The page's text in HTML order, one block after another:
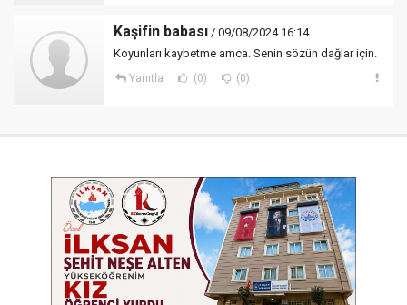
Kaşifin babası / 09/08/2024 16:14
Koyunları kaybetme amca. Senin sözün dağlar için.
Yanıtla (0) (0)